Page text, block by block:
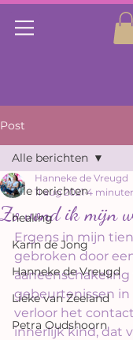
Post
Alle berichten
healing
Karin de Jong
Hanneke de Vreugd
Lieke van Zeeland
Petra Oudshoorn
Alle berichten
Zo vond ik mijn
Hanneke de Vreugd
11 aug 2021 4
Ergens in mijn
gebroken door
aaneenschakeling
gebeurtenissen in
verloor het
innerlijk kind, dat